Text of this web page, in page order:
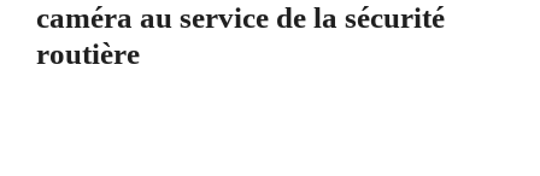
caméra au service de la sécurité
routière